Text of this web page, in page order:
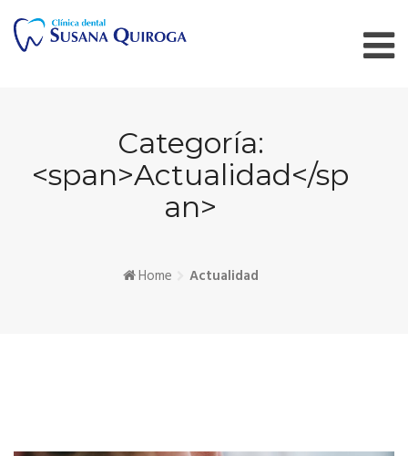
content
Categoría:
<span>Actualidad</sp
an>
Home Actualidad